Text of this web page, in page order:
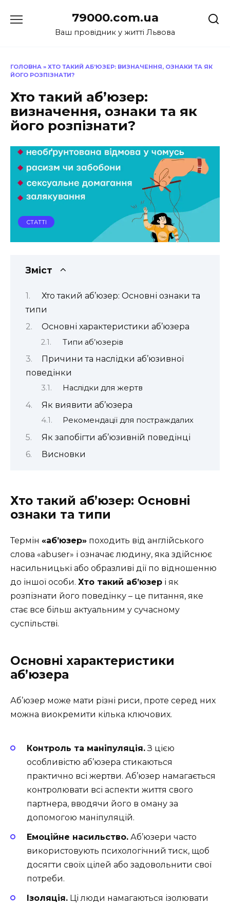
до
79000.com.ua
Ваш провідник у житті Львова
ГОЛОВНА » ХТО ТАКИЙ АБ’ЮЗЕР: ВИЗНАЧЕННЯ, ОЗНАКИ ТА ЯК
ЙОГО РОЗПІЗНАТИ?
Хто такий аб’юзер:
визначення, ознаки та як
його розпізнати?
СТАТТІ
Зміст
Хто такий аб’юзер: Основні ознаки та
типи
Основні характеристики аб’юзера
Типи аб’юзерів
Причини та наслідки аб’юзивної
поведінки
Наслідки для жертв
Як виявити аб’юзера
Рекомендації для постраждалих
Як запобігти аб’юзивній поведінці
Висновки
Хто такий аб’юзер: Основні
ознаки та типи
Термін «аб’юзер» походить від англійського
слова «abuser» і означає людину, яка здійснює
насильницькі або образливі дії по відношенню
до іншої особи. Хто такий аб’юзер і як
розпізнати його поведінку – це питання, яке
стає все більш актуальним у сучасному
суспільстві.
Основні характеристики
аб’юзера
Аб’юзер може мати різні риси, проте серед них
можна виокремити кілька ключових.
Контроль та маніпуляція.З цією
особливістю аб’юзера стикаються
практично всі жертви. Аб’юзер намагається
контролювати всі аспекти життя свого
партнера, вводячи його в оману за
допомогою маніпуляцій.
Емоційне насильство. Аб’юзери часто
використовують психологічний тиск, щоб
досягти своїх цілей або задовольнити свої
потреби.
Ізоляція. Ці люди намагаються ізолювати